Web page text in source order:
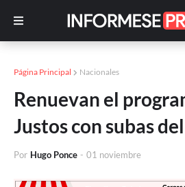
Página Principal Nacionales
Renuevan el
Justos con subas
Por Hugo Ponce - 01 noviembre